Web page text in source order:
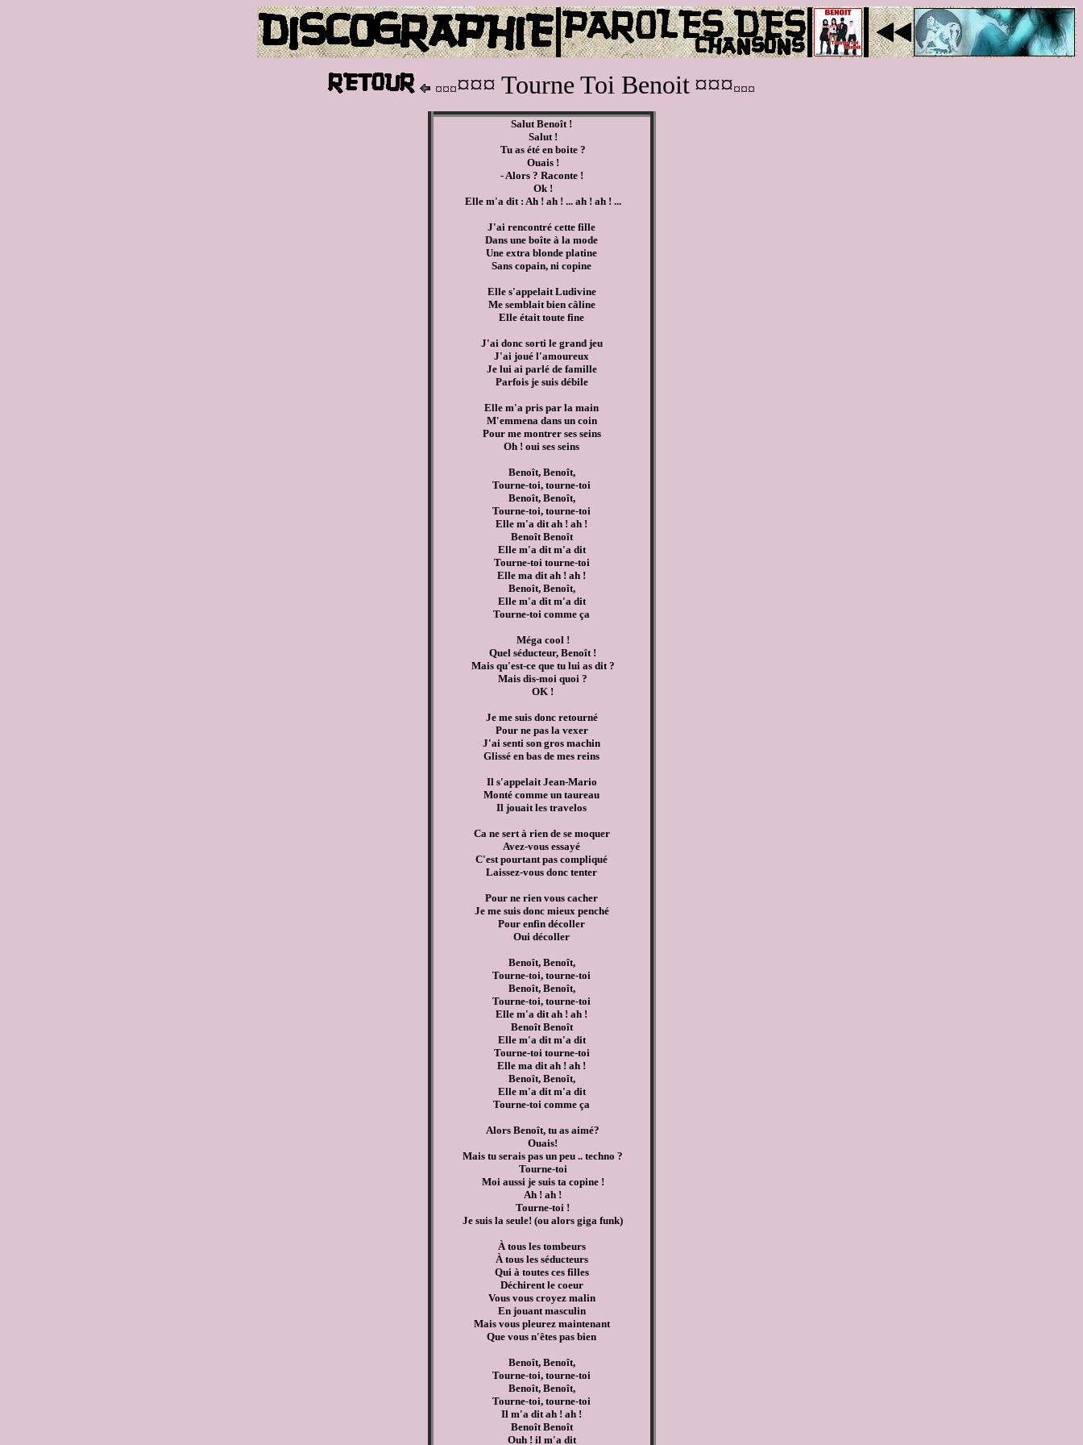
¤¤¤¤¤¤ Tourne Toi Benoit¤¤¤¤¤¤
Salut Benoît !
Salut !
Tu as été en boite ?
Ouais !
- Alors ? Raconte !
Ok !
Elle m'a dit : Ah ! ah ! ... ah ! ah ! ...
J'ai rencontré cette fille
Dans une boîte à la mode
Une extra blonde platine
Sans copain, ni copine
Elle s'appelait Ludivine
Me semblait bien câline
Elle était toute fine
J'ai donc sorti le grand jeu
J'ai joué l'amoureux
Je lui ai parlé de famille
Parfois je suis débile
Elle m'a pris par la main
M'emmena dans un coin
Pour me montrer ses seins
Oh ! oui ses seins
Benoît, Benoît,
Tourne-toi, tourne-toi
Benoît, Benoît,
Tourne-toi, tourne-toi
Elle m'a dit ah ! ah !
Benoît Benoît
Elle m'a dit m'a dit
Tourne-toi tourne-toi
Elle ma dit ah ! ah !
Benoît, Benoît,
Elle m'a dit m'a dit
Tourne-toi comme ça
Méga cool !
Quel séducteur, Benoît !
Mais qu'est-ce que tu lui as dit ?
Mais dis-moi quoi ?
OK !
Je me suis donc retourné
Pour ne pas la vexer
J'ai senti son gros machin
Glissé en bas de mes reins
Il s'appelait Jean-Mario
Monté comme un taureau
Il jouait les travelos
Ca ne sert à rien de se moquer
Avez-vous essayé
C'est pourtant pas compliqué
Laissez-vous donc tenter
Pour ne rien vous cacher
Je me suis donc mieux penché
Pour enfin décoller
Oui décoller
Benoît, Benoît,
Tourne-toi, tourne-toi
Benoît, Benoît,
Tourne-toi, tourne-toi
Elle m'a dit ah ! ah !
Benoît Benoît
Elle m'a dit m'a dit
Tourne-toi tourne-toi
Elle ma dit ah ! ah !
Benoît, Benoît,
Elle m'a dit m'a dit
Tourne-toi comme ça
Alors Benoît, tu as aimé?
Ouais!
Mais tu serais pas un peu .. techno ?
Tourne-toi
Moi aussi je suis ta copine !
Ah ! ah !
Tourne-toi !
Je suis la seule! (ou alors giga funk)
À tous les tombeurs
À tous les séducteurs
Qui à toutes ces filles
Déchirent le coeur
Vous vous croyez malin
En jouant masculin
Mais vous pleurez maintenant
Que vous n'êtes pas bien
Benoît, Benoît,
Tourne-toi, tourne-toi
Benoît, Benoît,
Tourne-toi, tourne-toi
Il m'a dit ah ! ah !
Benoît Benoît
Ouh ! il m'a dit